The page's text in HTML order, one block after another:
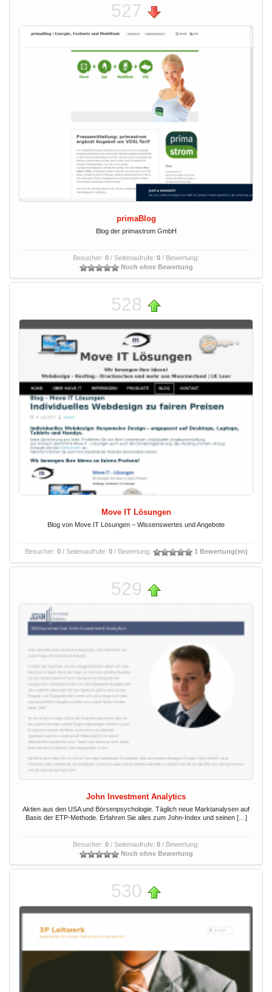
527
primaBlog
Blog der primastrom GmbH
Besucher: 0 / Seitenaufrufe: 0 / Bewertung:
Noch ohne Bewertung
528
Move IT Lösungen
Blog von Move IT Lösungen – Wissenswertes und Angebote
Besucher: 0/ Seitenaufrufe: 0/ Bewertung: 1 Bewertung(en)
529
John Investment Analytics
Aktien aus den USA und Börsenpsychologie. Täglich neue Marktanalysen auf
Basis der ETP-Methode. Erfahren Sie alles zum John-Index und seinen […]
Besucher: 0 / Seitenaufrufe: 0 / Bewertung:
Noch ohne Bewertung
530